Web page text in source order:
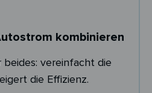
kombinieren
beides: vereinfacht die
die Effizienz.